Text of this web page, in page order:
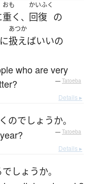
おも
重く 、
かいふく
回復 の
あつか
扱えばいいの
who are very
— Tatoeba
Details ▸
のでしょうか。
— Tatoeba
Details ▸
でしょうか。